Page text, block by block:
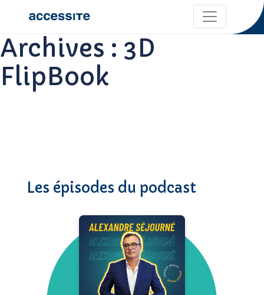
Archives : 3D
FlipBook
Les épisodes du podcast